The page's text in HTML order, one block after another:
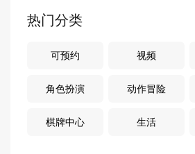
热门分类
可预约 视频
角色扮演 动作冒险
棋牌中心 生活